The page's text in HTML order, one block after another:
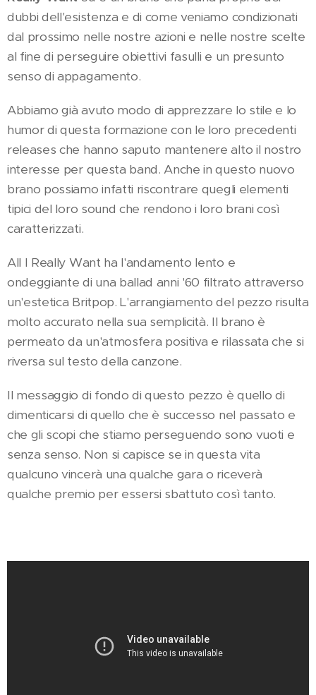
dubbi dell'esistenza e di come veniamo condizionati
dal prossimo nelle nostre azioni e nelle nostre scelte
al fine di perseguire obiettivi fasulli e un presunto
senso di appagamento.
Abbiamo già avuto modo di apprezzare lo stile e lo
humor di questa formazione con le loro precedenti
releases che hanno saputo mantenere alto il nostro
interesse per questa band. Anche in questo nuovo
brano possiamo infatti riscontrare quegli elementi
tipici del loro sound che rendono i loro brani così
caratterizzati.
All I Really Want ha l'andamento lento e
ondeggiante di una ballad anni '60 filtrato attraverso
un'estetica Britpop. L'arrangiamento del pezzo risulta
molto accurato nella sua semplicità. Il brano è
permeato da un'atmosfera positiva e rilassata che si
riversa sul testo della canzone.
Il messaggio di fondo di questo pezzo è quello di
dimenticarsi di quello che è successo nel passato e
che gli scopi che stiamo perseguendo sono vuoti e
senza senso. Non si capisce se in questa vita
qualcuno vincerà una qualche gara o riceverà
qualche premio per essersi sbattuto così tanto.